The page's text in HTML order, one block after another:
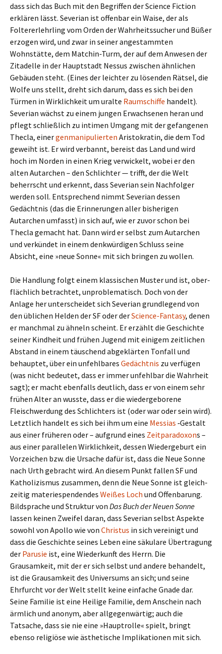
dass sich das Buch mit den Begriffen der Science Fiction
erklä­ren lässt. Severian ist offen­bar ein Waise, der als
Foltererlehrling vom Orden der Wahrheitssucher und Büßer
erzo­gen wird, und zwar in seiner ange­stamm­ten
Wohnstätte, dem Matchin-Turm, der auf dem Anwesen der
Zitadelle in der Hauptstadt Nessus zwi­schen ähn­li­chen
Gebäuden steht. (Eines der leich­ter zu lösen­den Rätsel, die
Wolfe uns stellt, dreht sich darum, dass es sich bei den
Türmen in Wirklichkeit um uralte Raumschiffe han­delt).
Severian wächst zu einem jungen Erwachsenen heran und
pflegt schließ­lich zu inti­men Umgang mit der gefan­ge­nen
Thecla, einergen­ma­ni­pu­lier­ten Aristokratin, die dem Tod
geweiht ist. Er wird ver­bannt, bereist das Land und wird
hoch im Norden in einen Krieg ver­wickelt, wobei er den
alten Autarchen – den Schlichter — trifft, der die Welt
beherrscht und erkennt, dass Severian sein Nachfolger
werden soll. Entsprechend nimmt Severian dessen
Gedächtnis (das die Erinnerungen aller bis­he­ri­gen
Autarchen umfasst) in sich auf, wie er zuvor schon bei
Thecla gemacht hat. Dann wird er selbst zum Autarchen
und ver­kün­det in einem denk­wür­di­gen Schluss seine
Absicht, eine »neue Sonne« mit sich brin­gen zu wollen.
Die Handlung folgt einem klas­si­schen Muster und ist, ober­
fläch­lich betrach­tet, unpro­ble­ma­tisch. Doch von der
Anlage her unter­schei­det sich Severian grund­le­gend von
den übli­chen Helden der SF oder derScience-Fantasy, denen
er manch­mal zu ähneln scheint. Er erzählt die Geschichte
seiner Kindheit und frühen Jugend mit eini­gem zeit­li­chen
Abstand in einem täu­schend abge­klär­ten Tonfall und
behaup­tet, über ein unfehl­ba­res Gedächtnis zu ver­fü­gen
(was nicht bedeu­tet, dass er immer unfehl­bar die Wahrheit
sagt); er macht eben­falls deut­lich, dass er von einem sehr
frühen Alter an wusste, dass er die wie­der­ge­bo­rene
Fleischwerdung des Schlichters ist (oder war oder sein wird).
Letztlich han­delt es sich bei ihm um eine Messias ‑Gestalt
aus einer frü­he­ren oder – auf­grund eines Zeitparadoxons –
aus einer par­al­le­len Wirklichkeit, dessen Wiedergeburt ein
Vorzeichen bzw. die Ursache dafür ist, dass die Neue Sonne
nach Urth gebracht wird. An diesem Punkt fallen SF und
Katholizismus zusam­men, denn die Neue Sonne ist gleich­
zei­tig mate­rie­spen­den­des Weißes Loch und Offenbarung.
Bildsprache und Struktur von Das Buch der Neuen Sonne
lassen keinen Zweifel daran, dass Severian selbst Aspekte
sowohl von Apollo wie von Christus in sich ver­ei­nigt und
dass die Geschichte seines Leben eine säku­lare Übertragung
der Parusie ist, eine Wiederkunft des Herrn. Die
Grausamkeit, mit der er sich selbst und andere behan­delt,
ist die Grausamkeit des Universums an sich; und seine
Ehrfurcht vor der Welt stellt keine ein­fa­che Gnade dar.
Seine Familie ist eine Heilige Familie, dem Anschein nach
ärm­lich und anonym, aber all­ge­gen­wär­tig; auch die
Tatsache, dass sie nie eine »Hauptrolle« spielt, bringt
ebenso reli­giöse wie ästhe­ti­sche Implikationen mit sich.